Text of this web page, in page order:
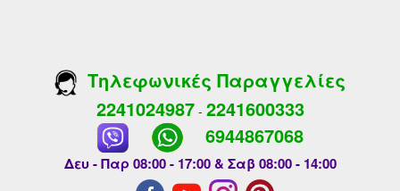
Τηλεφωνικές Παραγγελίες
2241024987- 2241600333
6944867068
Δευ - Παρ 08:00 - 17:00 & Σαβ 08:00 - 14:00